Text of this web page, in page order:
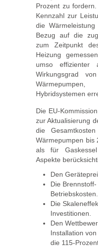
Prozent zu
Kennzahl zur
die
Bezug auf die
zum Zeitpunkt
Heizung
umso effizienter
Wirkungsgrad
Hybridsystemen
Die EU-
zur Aktualisierung
die
Wärmepumpen bis
als für
Aspekte
Den
Die
Betriebskosten.
Die
Investitionen.
Den
Installation
die 115-